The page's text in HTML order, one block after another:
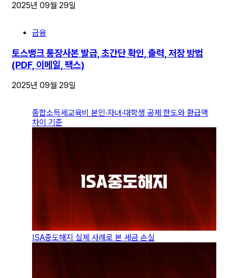
2025년 09월 29일
금융
토스뱅크 통장사본 발급, 초간단 확인, 출력, 저장 방법
(PDF, 이메일, 팩스)
2025년 09월 29일
종합소득세교육비 본인·자녀·대학생 공제 한도와 환급액
차이 기준
ISA중도해지 실제 사례로 본 세금 손실